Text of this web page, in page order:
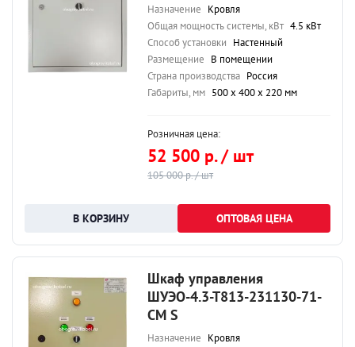
Назначение Кровля
Общая мощность системы, кВт 4.5 кВт
Способ установки Настенный
Размещение В помещении
Страна производства Россия
Габариты, мм 500 х 400 х 220 мм
Розничная цена:
52 500 р. / шт
105 000 р. / шт
ОПТОВАЯ ЦЕНА
Шкаф управления
ШУЭО-4.3-Т813-231130-71-
СМ S
Назначение Кровля